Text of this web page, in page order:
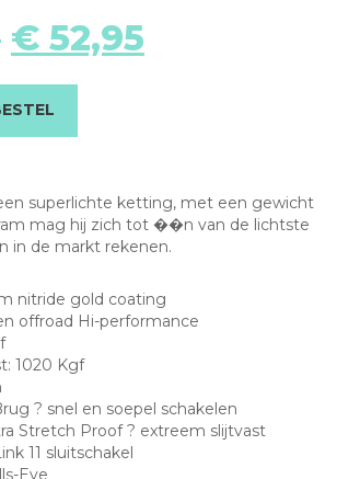
Oorspronkelijke
prijs
was:
€ 69,95.
€ 52,95prijs
een superlichte ketting, met een gewicht
mag hij zich tot ��n van de lichtste
in de markt rekenen.
nitride gold coating
offroad Hi-performance
1020 Kgf
? snel en soepel schakelen
Stretch Proof ? extreem slijtvast
11 sluitschakel
Eye